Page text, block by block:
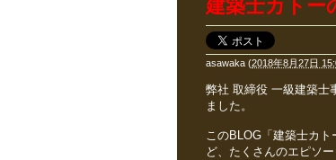
建築士カトー
asawaka (2018年8月27日
弊社 取締役 一級建築士
ました。
このBLOG「建築士カ
ど、たくさんのエピソ